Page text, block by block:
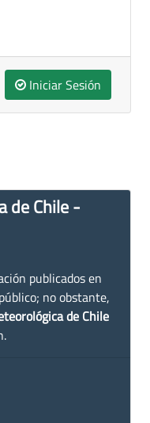
Iniciar Sesión
de Chile -
publicados en
no obstante,
de Chile